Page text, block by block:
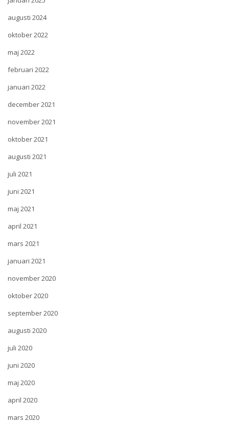
augusti 2024
oktober 2022
maj 2022
februari 2022
januari 2022
december 2021
november 2021
oktober 2021
augusti 2021
juli 2021
juni 2021
maj 2021
april 2021
mars 2021
januari 2021
november 2020
oktober 2020
september 2020
augusti 2020
juli 2020
juni 2020
maj 2020
april 2020
mars 2020